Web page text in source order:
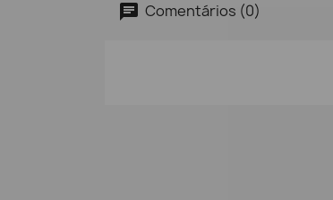
Comentários (0)